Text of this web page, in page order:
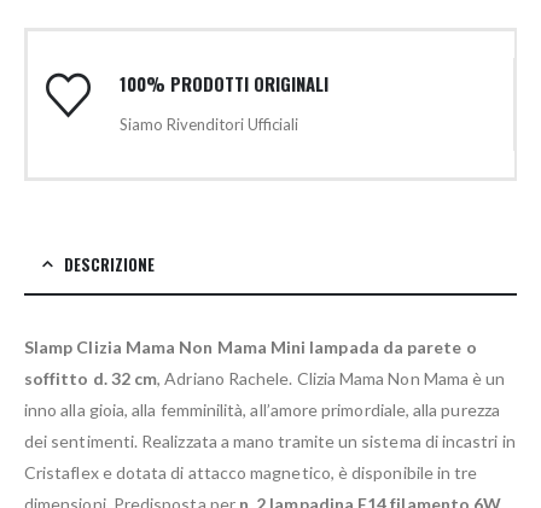
100% PRODOTTI ORIGINALI
Siamo Rivenditori Ufficiali
DESCRIZIONE
Slamp Clizia Mama Non Mama Mini lampada da parete o
soffitto d. 32 cm, Adriano Rachele. Clizia Mama Non Mama è un
inno alla gioia, alla femminilità, all’amore primordiale, alla purezza
dei sentimenti. Realizzata a mano tramite un sistema di incastri in
Cristaflex e dotata di attacco magnetico, è disponibile in tre
dimensioni. Predisposta per n. 2 lampadina E14 filamento 6W